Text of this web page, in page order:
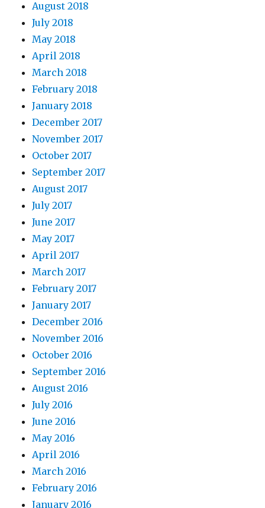
August 2018
July 2018
May 2018
April 2018
March 2018
February 2018
January 2018
December 2017
November 2017
October 2017
September 2017
August 2017
July 2017
June 2017
May 2017
April 2017
March 2017
February 2017
January 2017
December 2016
November 2016
October 2016
September 2016
August 2016
July 2016
June 2016
May 2016
April 2016
March 2016
February 2016
January 2016